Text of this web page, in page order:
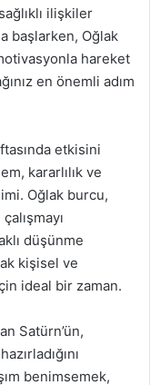
ilişkiler
başlarken, Oğlak
hareket
en önemli adım
etkisini
kararlılık ve
Oğlak burcu,
düşünme
kişisel ve
ideal bir zaman.
Satürn’ün,
benimsemek,